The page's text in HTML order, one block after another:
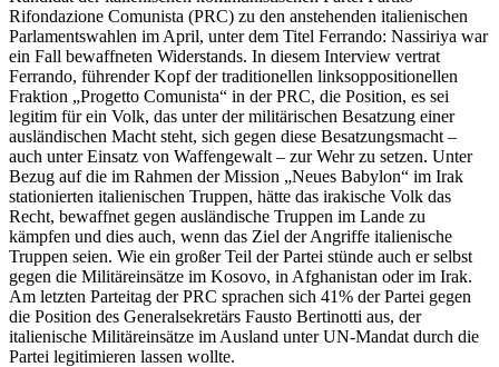
Rifondazione Comunista (PRC) zu den anstehenden italienischen
Parlamentswahlen im April, unter dem Titel Ferrando: Nassiriya war
ein Fall bewaffneten Widerstands. In diesem Interview vertrat
Ferrando, führender Kopf der traditionellen linksoppositionellen
Fraktion „Progetto Comunista“ in der PRC, die Position, es sei
legitim für ein Volk, das unter der militärischen Besatzung einer
ausländischen Macht steht, sich gegen diese Besatzungsmacht –
auch unter Einsatz von Waffengewalt – zur Wehr zu setzen. Unter
Bezug auf die im Rahmen der Mission „Neues Babylon“ im Irak
stationierten italienischen Truppen, hätte das irakische Volk das
Recht, bewaffnet gegen ausländische Truppen im Lande zu
kämpfen und dies auch, wenn das Ziel der Angriffe italienische
Truppen seien. Wie ein großer Teil der Partei stünde auch er selbst
gegen die Militäreinsätze im Kosovo, in Afghanistan oder im Irak.
Am letzten Parteitag der PRC sprachen sich 41% der Partei gegen
die Position des Generalsekretärs Fausto Bertinotti aus, der
italienische Militäreinsätze im Ausland unter UN-Mandat durch die
Partei legitimieren lassen wollte.